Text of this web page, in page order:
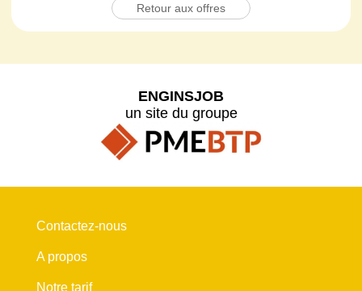
Retour aux offres
ENGINSJOB
un site du groupe
Contactez-nous
A propos
Notre tarif